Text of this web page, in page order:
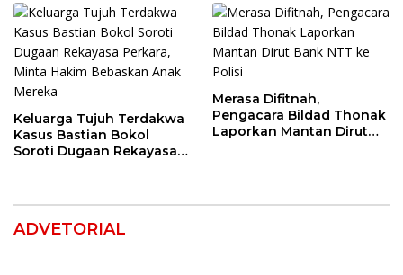
Tagih Pajak
Keluarga Tujuh Terdakwa
Kasus Bastian Bokol
Soroti Dugaan Rekayasa
Merasa Difitnah,
Pengacara Bildad Thonak
Laporkan Mantan Dirut
ADVETORIAL